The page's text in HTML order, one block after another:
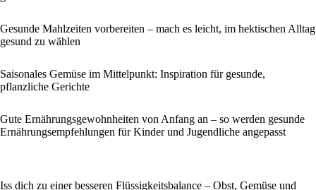
Gesunde Mahlzeiten vorbereiten – mach es leicht, im hektischen Alltag
gesund zu wählen
Saisonales Gemüse im Mittelpunkt: Inspiration für gesunde,
pflanzliche Gerichte
Gute Ernährungsgewohnheiten von Anfang an – so werden gesunde
Ernährungsempfehlungen für Kinder und Jugendliche angepasst
Iss dich zu einer besseren Flüssigkeitsbalance – Obst, Gemüse und